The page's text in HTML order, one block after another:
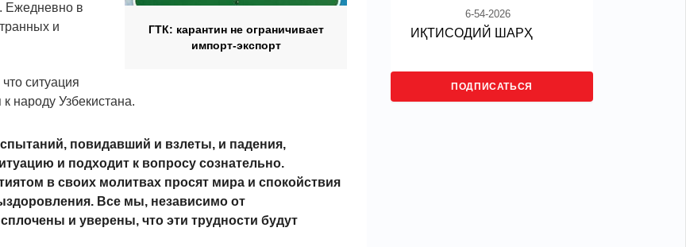
ГТК: карантин не ограничивает
импорт-экспорт
Ежедневно в
и
ситуация
народу Узбекистана.
повидавший и взлеты, и падения,
и подходит к вопросу сознательно.
в своих молитвах просят мира и спокойствия
Все мы, независимо от
и уверены, что эти трудности будут
6-54-2026
ИҚТИСОДИЙ ШАРҲ
ПОДПИСАТЬСЯ